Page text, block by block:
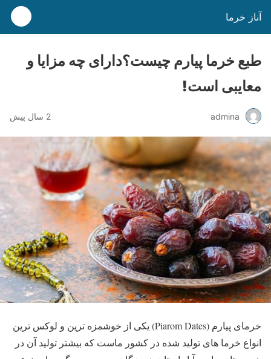
آناز خرما
طبع خرما پیارم چیست؟دارای چه مزایا و
معایبی است!
admina 2 سال پیش
خرمای پیارم (Piarom Dates) یکی از خوشمزه ‌ترین و لوکس ‌ترین
انواع خرما های تولید شده در کشور ماست که بیشتر تولید آن در